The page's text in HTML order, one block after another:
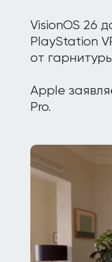
VisionOS 26
PlayStation
от
Apple
Pro.